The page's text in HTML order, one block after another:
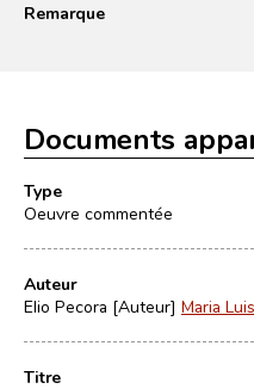
Remarque
Documents
Type
Oeuvre commentée
Auteur
Elio Pecora [Auteur] Maria
Titre